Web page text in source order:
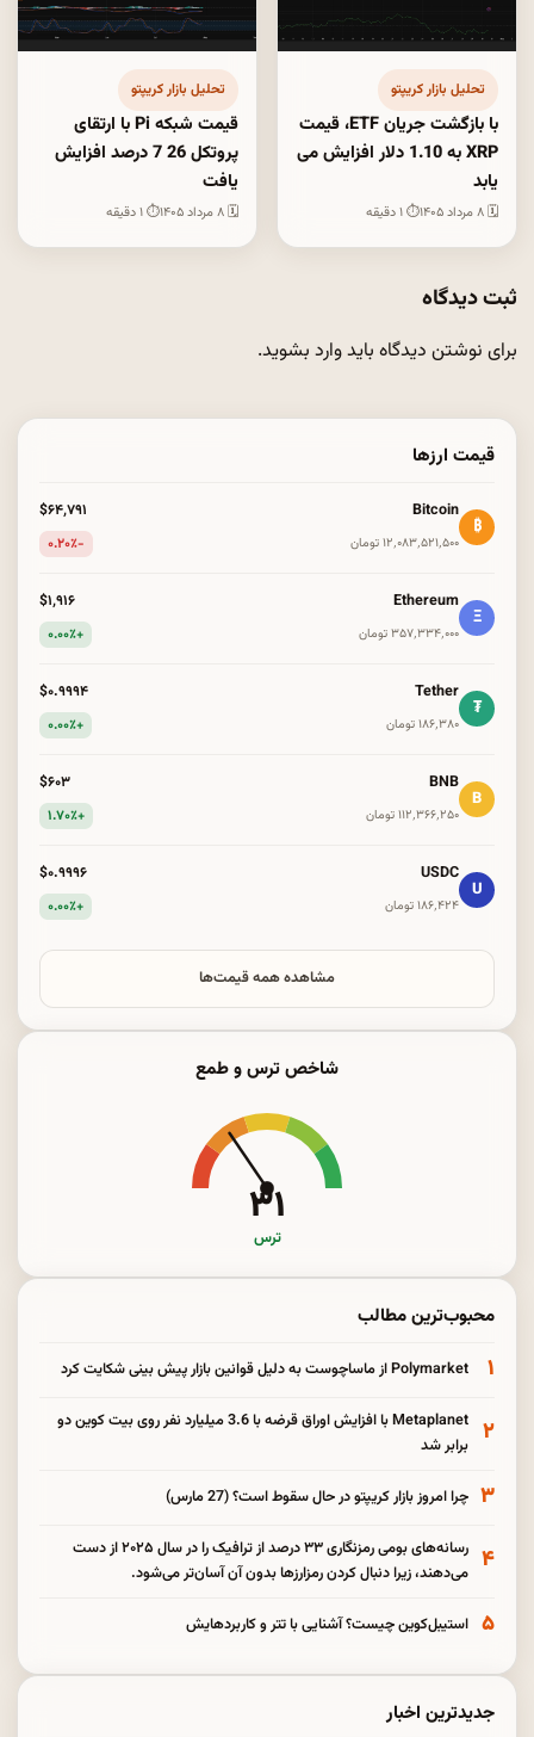
تحلیل بازار کریپتو
با بازگشت جریان ETF، قیمت
XRP به 1.10 دلار افزایش می
یابد
🗓 ۸ مرداد ۱۴۰۵ ⏱ ۱ دقیقه
تحلیل بازار کریپتو
قیمت شبکه Pi با ارتقای
پروتکل 26 7 درصد افزایش
یافت
🗓 ۸ مرداد ۱۴۰۵ ⏱ ۱ دقیقه
ثبت دیدگاه
برای نوشتن دیدگاه بایدوارد بشوید.
قیمت ارزها
₿
Bitcoin
۱۲٬۰۸۳٬۵۲۱٬۵۰۰ تومان
$۶۴٬۷۹۱
-۰.۲۰٪
Ξ
Ethereum
۳۵۷٬۳۳۴٬۰۰۰ تومان
$۱٬۹۱۶
+۰.۰۰٪
₮
Tether
۱۸۶٬۳۸۰ تومان
$۰.۹۹۹۴
+۰.۰۰٪
B
BNB
۱۱۲٬۳۶۶٬۲۵۰ تومان
$۶۰۳
+۱.۷۰٪
U
USDC
۱۸۶٬۴۲۴ تومان
$۰.۹۹۹۶
+۰.۰۰٪
مشاهده همه قیمت‌ها
شاخص ترس و طمع
۳۱
ترس
محبوب‌ترین مطالب
۱ Polymarket از ماساچوست به دلیل قوانین بازار پیش بینی شکایت کرد
۲
Metaplanet با افزایش اوراق قرضه با 3.6 میلیارد نفر روی بیت کوین دو
برابر شد
۳ چرا امروز بازار کریپتو در حال سقوط است؟ (27 مارس)
۴
رسانه‌های بومی رمزنگاری ۳۳ درصد از ترافیک را در سال ۲۰۲۵ از دست
می‌دهند، زیرا دنبال کردن رمزارزها بدون آن آسان‌تر می‌شود.
۵ استیبل‌کوین چیست؟ آشنایی با تتر و کاربردهایش
جدیدترین اخبار